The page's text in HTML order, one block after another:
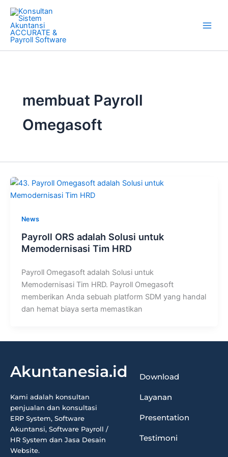
Skip
content
membuat Payroll
Omegasoft
News
Payroll ORS adalah Solusi untuk
Memodernisasi Tim HRD
Payroll Omegasoft adalah Solusi untuk
Memodernisasi Tim HRD. Payroll Omegasoft
memberikan Anda sebuah platform SDM yang handal
dan hemat biaya serta memastikan
Akuntanesia.id
Kami adalah konsultan
penjualan dan konsultasi
ERP System, Software
Akuntansi, Software Payroll /
HR System dan Jasa Desain
Website.
Download
Layanan
Presentation
Testimoni